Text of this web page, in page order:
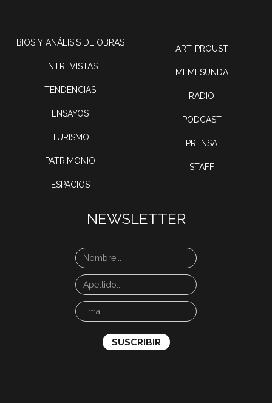
BIOS Y ANÁLISIS DE OBRAS
ENTREVISTAS
TENDENCIAS
ENSAYOS
TURISMO
PATRIMONIO
ESPACIOS
ART-PROUST
MEMESUNDA
RADIO
PODCAST
PRENSA
STAFF
NEWSLETTER